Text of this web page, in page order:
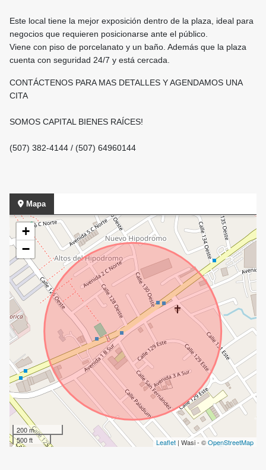
Este local tiene la mejor exposición dentro de la plaza, ideal para
negocios que requieren posicionarse ante el público.
Viene con piso de porcelanato y un baño. Además que la plaza
cuenta con seguridad 24/7 y está cercada.
CONTÁCTENOS PARA MAS DETALLES Y AGENDAMOS UNA
CITA
SOMOS CAPITAL BIENES RAÍCES!
(507) 382-4144 / (507) 64960144
Mapa
+
−
200 m
500 ft
Leaflet | Wasi - ©OpenStreetMap